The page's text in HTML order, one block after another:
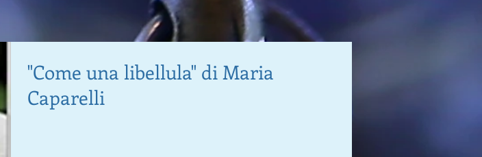
"Come una libellula" di Maria
Caparelli